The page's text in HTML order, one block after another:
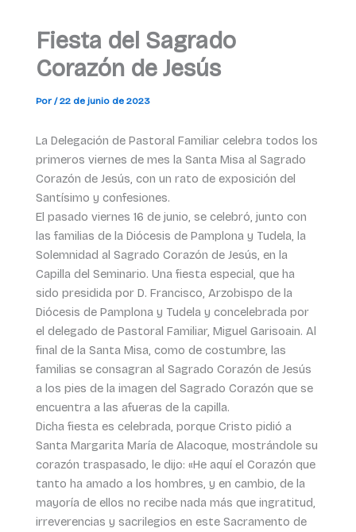
Fiesta del Sagrado
Corazón de Jesús
Por /22 de junio de 2023
La Delegación de Pastoral Familiar celebra todos los
primeros viernes de mes la Santa Misa al Sagrado
Corazón de Jesús, con un rato de exposición del
Santísimo y confesiones.
El pasado viernes 16 de junio, se celebró, junto con
las familias de la Diócesis de Pamplona y Tudela, la
Solemnidad al Sagrado Corazón de Jesús, en la
Capilla del Seminario. Una fiesta especial, que ha
sido presidida por D. Francisco, Arzobispo de la
Diócesis de Pamplona y Tudela y concelebrada por
el delegado de Pastoral Familiar, Miguel Garisoain. Al
final de la Santa Misa, como de costumbre, las
familias se consagran al Sagrado Corazón de Jesús
a los pies de la imagen del Sagrado Corazón que se
encuentra a las afueras de la capilla.
Dicha fiesta es celebrada, porque Cristo pidió a
Santa Margarita María de Alacoque, mostrándole su
corazón traspasado, le dijo: «He aquí el Corazón que
tanto ha amado a los hombres, y en cambio, de la
mayoría de ellos no recibe nada más que ingratitud,
irreverencias y sacrilegios en este Sacramento de